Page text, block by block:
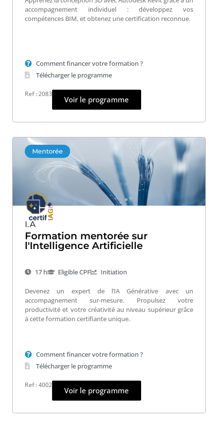
accompagnement individuel : développez vos
compétences BIM, et obtenez une certification reconnue.
Comment financer votre formation ?
Télécharger le programme
Ref : 2083
Voir le programme
Mentorée
I.A
Formation mentorée sur
l'Intelligence Artificielle
17 h Eligible CPF Initiation
Devenez un expert de l’IA Générative avec un
accompagnement sur-mesure. Propulsez votre
productivité et votre créativité au niveau supérieur grâce
à cette formation certifiante unique.
Comment financer votre formation ?
Télécharger le programme
Ref : 4002
Voir le programme